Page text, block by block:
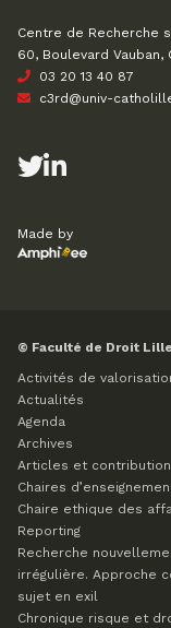
Centre de Recherche
60, Boulevard Vauban,
03 20 13 40 87
c3rd@univ-
Made by
© Faculté de Droit
Activités de
Actualités
Agenda
Archives
Articles et
Chaires
Chaire ethique des
Reporting
Recherche
irrégulière. Approche
sujet en exil
Chronique risque et